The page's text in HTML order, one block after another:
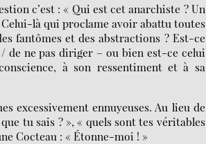
c’est : « Qui est cet anarchiste ? Un
là qui proclame avoir abattu toutes
fantômes et des abstractions ? Est-ce
de ne pas diriger – ou bien est-ce celui
à son ressentiment et à sa
excessivement ennuyeuses. Au lieu de
tu sais ? », « quels sont tes véritables
Cocteau : « Étonne-moi ! »